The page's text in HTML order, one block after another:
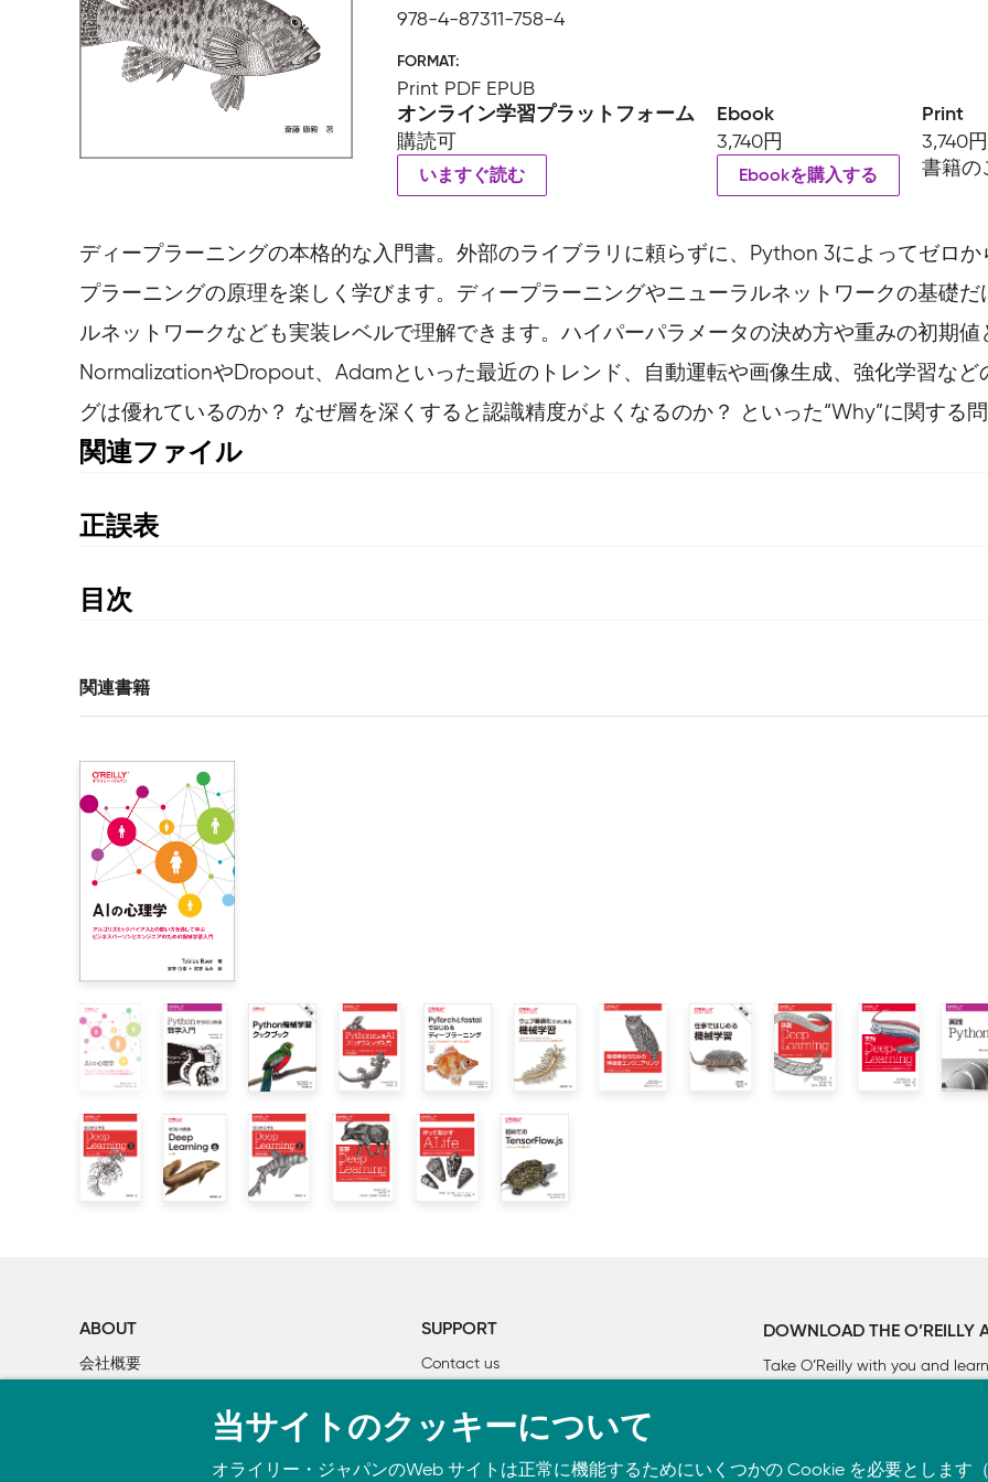
978-4-87311-758-4
FORMAT
Print PDF EPUB
オンライン学習プラットフォーム
購読可
いますぐ読む
Ebook
3,740円
Ebookを購入する
Print
3,740円
書籍の
ディープラーニングの本格的な入門書。外部のライブラリに頼らずに、Python 3によってゼロ
プラーニングの原理を楽しく学びます。ディープラーニングやニューラルネットワークの基礎
ルネットワークなども実装レベルで理解できます。ハイパーパラメータの決め方や重みの初期
NormalizationやDropout、Adamといった最近のトレンド、自動運転や画像生成、強化学習な
グは優れているのか？ なぜ層を深くすると認識精度がよくなるのか？ といった“Why”に関する問
関連ファイル
正誤表
ちの書籍の刷数をご確認の上、ご利用ください。
本書の正誤情報は以下のページで公開しています。
目次
まえがき
    1.1　Pythonとは
    1.2　Pythonのインストール
        1.2.1　Pythonのバージョン
        1.2.2　使用する外部ライブラリ
        1.2.3　Anacondaディストリビューション
    1.3　Pythonインタプリタ
        1.3.1　算術計算
        1.3.2　データ型
        1.3.4　リスト
        1.3.5　ディクショナリ
        1.3.6　ブーリアン
        1.3.8　for文
        1.3.9　関数
    1.4　Pythonスクリプトファイル
        1.5.2　NumPy配列の生成
        1.5.3　NumPyの算術計算
        1.5.4　NumPyのN次元配列
        1.5.5　ブロードキャスト
        1.5.6　要素へのアクセス
関連書籍
ABOUT
会社概要
SUPPORT
Contact us
書籍注文
DOWNLOAD THE O’REILLY
Take O’Reilly with you and
当サイトのクッキーについて
オライリー・ジャパンのWeb サイトは正常に機能するためにいくつかの Cookie を必要とします